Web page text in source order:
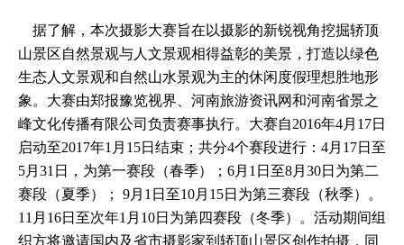
据了解，本次摄影大赛旨在以摄影的新锐视角挖掘轿顶
山景区自然景观与人文景观相得益彰的美景，打造以绿色
生态人文景观和自然山水景观为主的休闲度假理想胜地形
象。大赛由郑报豫览视界、河南旅游资讯网和河南省景之
峰文化传播有限公司负责赛事执行。大赛自2016年4月17日
启动至2017年1月15日结束；共分4个赛段进行：4月17日至
5月31日，为第一赛段（春季）；6月1日至8月30日为第二
赛段（夏季）； 9月1日至10月15日为第三赛段（秋季）。
11月16日至次年1月10日为第四赛段（冬季）。活动期间组
织方将邀请国内及省市摄影家到轿顶山景区创作拍摄，同